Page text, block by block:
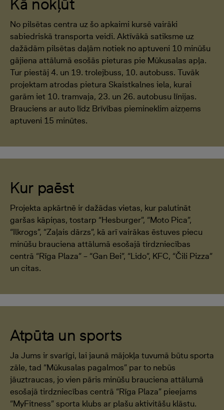
Kā nokļūt
No pilsētas centra uz šo apkaimi kursē vairāki
sabiedriskā transporta veidi. Aktīvākā satiksme uz
dažādām pilsētas daļām notiek no aptuveni 10 minūšu
gājiena attālumā esošās pieturas pie Mūkusalas apļa.
Tur piestāj 4. un 19. trolejbuss, 10. autobuss. Tuvāk
projektam atrodas pietura Skaistkalnes iela, kurai
garām iet 10. tramvaja, 23. un 26. autobusu līnijas.
Brauciens ar auto līdz Brīvības piemineklim aizņems
aptuveni 15 minūtes.
Kur paēst
Projekta apkārtnē ir dažādas vietas, kur palutināt
garšas kāpiņas, tostarp “Hesburger”, “Moto Pica”,
“Ilkrogs”, “Zaļais dārzs”, kā arī vairākas ēstuves piecu
minūšu brauciena attālumā esošajā tirdzniecības
centrā “Rīga Plaza” – “Gan Bei”, “Lido”, KFC, “Čili Pizza”
un citas.
Atpūta un sports
Ja Jums ir svarīgi, lai jaunā mājokļa tuvumā būtu sporta
zāle, tad “Mūkusalas pagalmos” par to nebūs
jāuztraucas, jo vien pāris minūšu brauciena attālumā
esošajā tirdzniecības centrā “Rīga Plaza” pieejams
“MyFitness” sporta klubs ar plašu aktivitāšu klāstu.